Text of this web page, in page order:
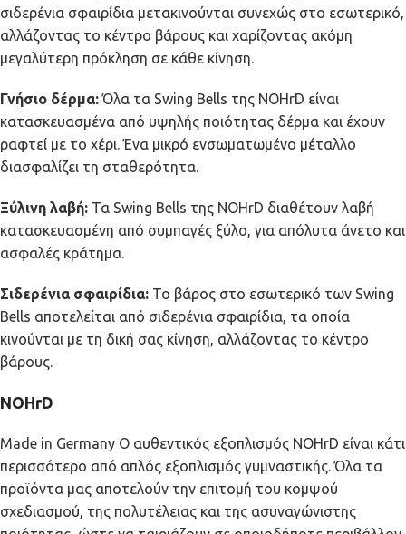
σιδερένια σφαιρίδια μετακινούνται συνεχώς στο εσωτερικό,
αλλάζοντας το κέντρο βάρους και χαρίζοντας ακόμη
μεγαλύτερη πρόκληση σε κάθε κίνηση.
Γνήσιο δέρμα:Όλα τα Swing Bells της NOHrD είναι
κατασκευασμένα από υψηλής ποιότητας δέρμα και έχουν
ραφτεί με το χέρι. Ένα μικρό ενσωματωμένο μέταλλο
διασφαλίζει τη σταθερότητα.
Ξύλινη λαβή: Τα Swing Bells της NOHrD διαθέτουν λαβή
κατασκευασμένη από συμπαγές ξύλο, για απόλυτα άνετο και
ασφαλές κράτημα.
Σιδερένια σφαιρίδια: Το βάρος στο εσωτερικό των Swing
Bells αποτελείται από σιδερένια σφαιρίδια, τα οποία
κινούνται με τη δική σας κίνηση, αλλάζοντας το κέντρο
βάρους.
NOHrD
Made in Germany Ο αυθεντικός εξοπλισμός NOHrD είναι κάτι
περισσότερο από απλός εξοπλισμός γυμναστικής. Όλα τα
προϊόντα μας αποτελούν την επιτομή του κομψού
σχεδιασμού, της πολυτέλειας και της ασυναγώνιστης